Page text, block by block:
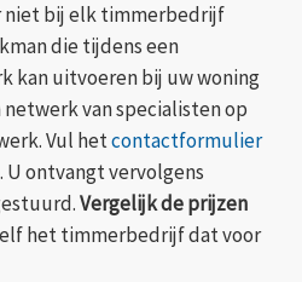
niet bij elk timmerbedrijf
die tijdens een
kan uitvoeren bij uw woning
netwerk van specialisten op
Vul hetcontactformulier
ontvangt vervolgens
Vergelijk de prijzen
het timmerbedrijf dat voor